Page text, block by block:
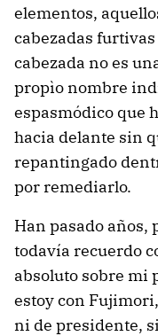
elementos,
cabezadas
cabezada no es
propìo nombre
espasmódico que
hacia delante sin
repantingado
por remediarlo.
Han pasado años,
todavía recuerdo
absoluto sobre mi
estoy con
ni de presidente,